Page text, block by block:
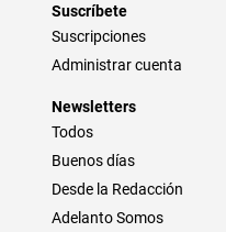
Suscríbete
Suscripciones
Administrar cuenta
Newsletters
Todos
Buenos días
Desde la Redacción
Adelanto Somos